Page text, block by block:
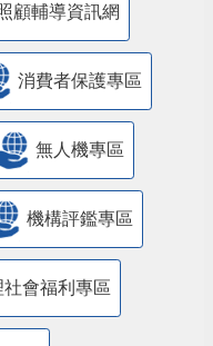
顧輔導資訊網
消費者保護專區
無人機專區
機構評鑑專區
會福利專區